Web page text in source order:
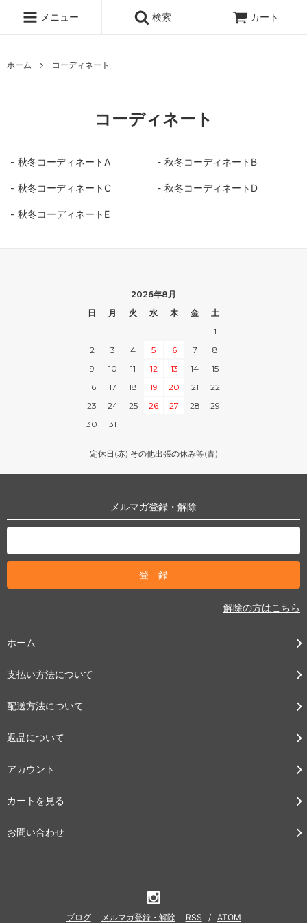
メニュー 検索 カート
ホーム コーディネート
コーディネート
秋冬コーディネートA 秋冬コーディネートB
秋冬コーディネートC 秋冬コーディネートD
秋冬コーディネートE
2026年8月
日
月 火 水 木 金
土
1
2
3 4 5 6 7
8
9
10 11 12 13 14
15
16
17 18 19 20 21
22
23
24 25 26 27 28
29
30
31
定休日(赤) その他出張の休み等(青)
メルマガ登録・解除
解除の方はこちら
ホーム
支払い方法について
配送方法について
返品について
アカウント
カートを見る
お問い合わせ
ブログ メルマガ登録・解除 RSS / ATOM